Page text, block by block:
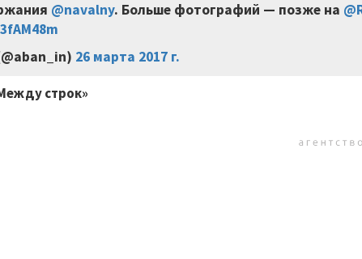
@navalny. Больше фотографий — позже на
26 марта 2017 г.
строк»